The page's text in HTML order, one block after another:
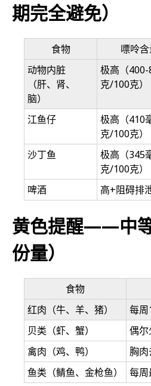
期完全避免）
食物 嘌呤
动物内脏
（肝、肾、
脑）
极高（
克/100克）
江鱼仔
极高（410
克/100克）
沙丁鱼
极高（345
克/100克）
啤酒
高+阻碍排
黄色提醒——中
份量）
食物
红肉（牛、羊、猪）
每
贝类（虾、蟹）
偶
禽肉（鸡、鸭）
胸
鱼类（鲭鱼、金枪鱼）
每